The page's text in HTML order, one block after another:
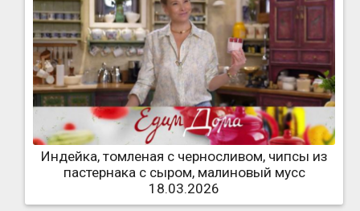
Индейка, томленая с черносливом, чипсы из
пастернака с сыром, малиновый мусс
18.03.2026